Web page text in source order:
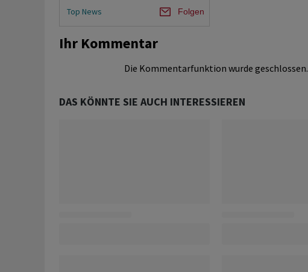
Top News Folgen
Ihr Kommentar
Die Kommentarfunktion wurde geschlossen.
DAS KÖNNTE SIE AUCH INTERESSIEREN